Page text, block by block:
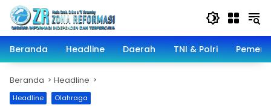
Langsung
konten
Beranda
Headline Daerah TNI & Polri
Beranda Headline
Headline Olahraga